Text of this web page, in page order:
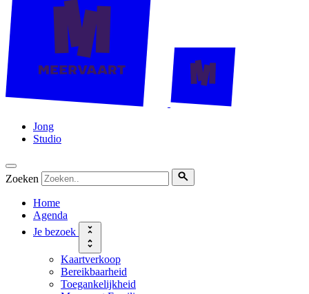
Jong
Studio
Zoeken
Home
Agenda
Je bezoek
Kaartverkoop
Bereikbaarheid
Toegankelijkheid